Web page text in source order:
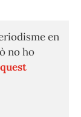
en
no ho